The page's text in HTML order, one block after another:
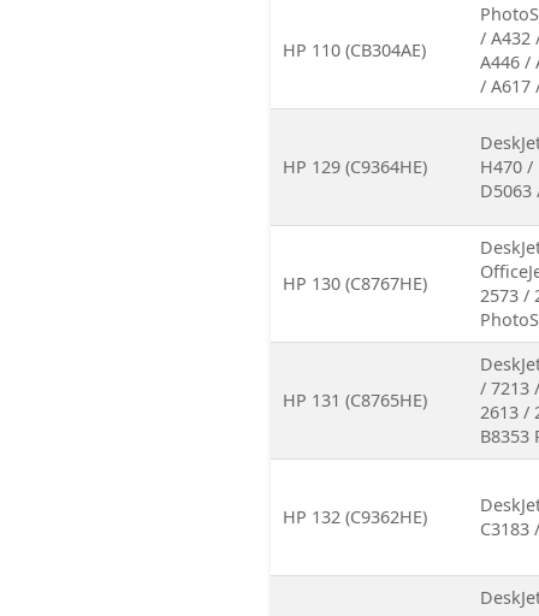
HP 110 (CB304AE)
/ A432
A446 /
/ A617
HP 129 (C9364HE)
H470 /
D5063
HP 130 (C8767HE)
2573 /
HP 131 (C8765HE)
/ 7213
2613 /
B8353
HP 132 (C9362HE)
C3183